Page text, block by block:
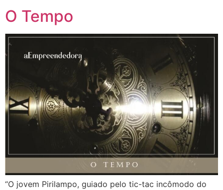
O Tempo
“O jovem Pirilampo, guiado pelo tic-tac incômodo do